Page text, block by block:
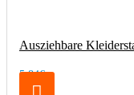
Ausziehbare
5,84€